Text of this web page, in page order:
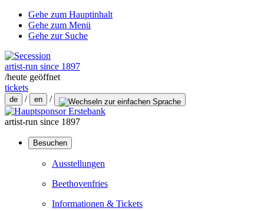
Gehe zum Hauptinhalt
Gehe zum Menü
Gehe zur Suche
artist-run since 1897
/heute geöffnet
tickets
de / en /
artist-run since 1897
Besuchen
Ausstellungen
Beethovenfries
Informationen & Tickets